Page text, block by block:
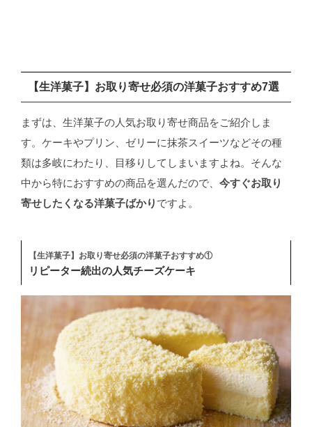
【生洋菓子】お取り寄せ必須の洋菓子おすすめ7選
まずは、生洋菓子の人気お取り寄せ商品をご紹介しま
す。ケーキやプリン、ゼリーに抹茶スイーツなどその種
類は多岐にわたり、目移りしてしまいますよね。そんな
中から特におすすめの商品を選んだので、 今すぐお取り
寄せしたくなる洋菓子ばかり ですよ。
【生洋菓子】お取り寄せ必須の洋菓子おすすめ①
リピーター続出の人気チーズケーキ